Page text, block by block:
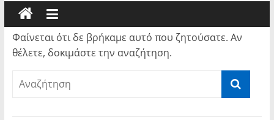
Φαίνεται ότι δε βρήκαμε αυτό που ζητούσατε. Αν
θέλετε, δοκιμάστε την αναζήτηση.